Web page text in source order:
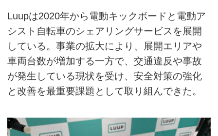
広告掲載について
Luupは2020年から電動キックボードと電動ア
シスト自転車のシェアリングサービスを展開
している。事業の拡大により、展開エリアや
車両台数が増加する一方で、交通違反や事故
が発生している現状を受け、安全対策の強化
と改善を最重要課題として取り組んできた。